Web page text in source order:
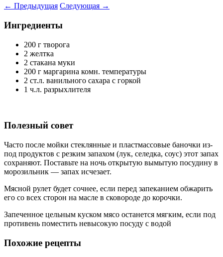
← Предыдущая Следующая →
Ингредиенты
200 г творога
2 желтка
2 стакана муки
200 г маргарина комн. температуры
2 ст.л. ванильного сахара с горкой
1 ч.л. разрыхлителя
Полезный совет
Часто после мойки стеклянные и пластмассовые баночки из-
под продуктов с резким запахом (лук, селедка, соус) этот запах
сохраняют. Поставьте на ночь открытую вымытую посудину в
морозильник — запах исчезает.
Мясной рулет будет сочнее, если перед запеканием обжарить
его со всех сторон на масле в сковороде до корочки.
Запеченное цельным куском мясо останется мягким, если под
противень поместить невысокую посуду с водой
Похожие рецепты